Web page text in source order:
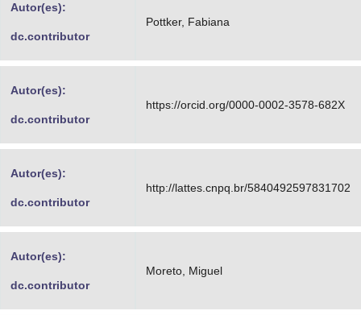
Autor(es):
dc.contributor
Pottker, Fabiana
Autor(es):
dc.contributor
https://orcid.org/0000-0002-3578-682X
Autor(es):
dc.contributor
http://lattes.cnpq.br/5840492597831702
Autor(es):
dc.contributor
Moreto, Miguel